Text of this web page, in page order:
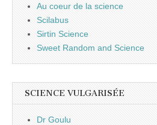
Au coeur de la science
Scilabus
Sirtin Science
Sweet Random and Science
SCIENCE VULGARISÉE
Dr Goulu